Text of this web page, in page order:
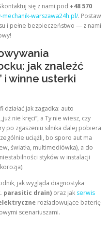
się z nami pod +48 570
warszawa24h.pl/. Postaw
i pełne bezpieczeństwo — z nami
jak znaleźć
i winne usterki
działać jak zagadka: auto
nie kręci”, a Ty nie wiesz, czy
po zgaszeniu silnika dalej pobiera
uciążli, bo sporo aut ma
światła, multimediówka), a do
styków w instalacji
jak wygląda diagnostyka
parasitic drain) oraz jak serwis
rozładowujące baterię
scenariuszami.